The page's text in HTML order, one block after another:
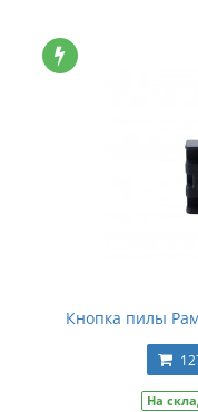
Кнопка пилы
На